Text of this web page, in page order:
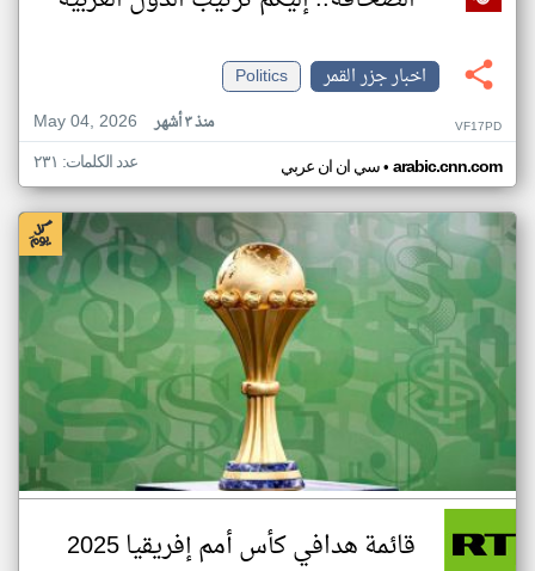
اخبار جزر القمر
Politics
May 04, 2026
منذ ٣ أشهر VF17PD
سي ان ان عربي• arabic.cnn.com عدد الكلمات: ٢٣١
قائمة هدافي كأس أمم إفريقيا 2025